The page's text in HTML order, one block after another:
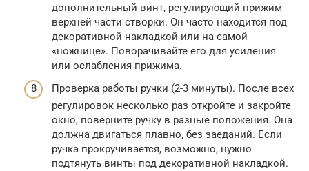
дополнительный винт, регулирующий прижим
верхней части створки. Он часто находится под
декоративной накладкой или на самой
«ножнице». Поворачивайте его для усиления
или ослабления прижима.
Проверка работы ручки (2-3 минуты). После всех
регулировок несколько раз откройте и закройте
окно, поверните ручку в разные положения. Она
должна двигаться плавно, без заеданий. Если
ручка прокручивается, возможно, нужно
подтянуть винты под декоративной накладкой.